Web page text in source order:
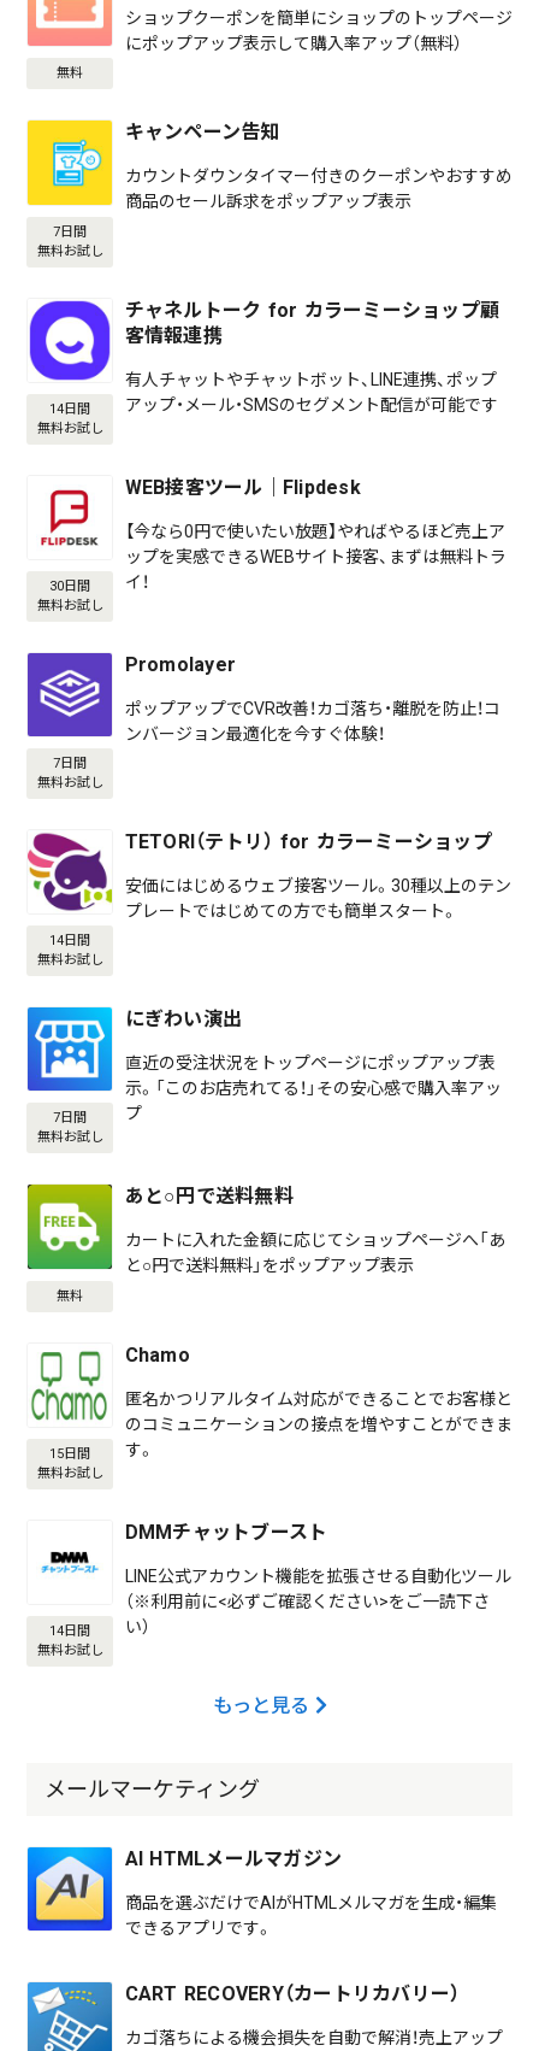
無料
ショップクーポンを簡単にショップのトップページ
にポップアップ表示して購入率アップ（無料）
7日間
無料お試し
キャンペーン告知
カウントダウンタイマー付きのクーポンやおすすめ
商品のセール訴求をポップアップ表示
14日間
無料お試し
チャネルトーク for カラーミーショップ顧
客情報連携
有人チャットやチャットボット、LINE連携、ポップ
アップ・メール・SMSのセグメント配信が可能です
30日間
無料お試し
WEB接客ツール｜Flipdesk
【今なら0円で使いたい放題】やればやるほど売上ア
ップを実感できるWEBサイト接客、まずは無料トラ
イ！
7日間
無料お試し
Promolayer
ポップアップでCVR改善！カゴ落ち・離脱を防止！コ
ンバージョン最適化を今すぐ体験！
14日間
無料お試し
TETORI（テトリ） for カラーミーショップ
安価にはじめるウェブ接客ツール。30種以上のテン
プレートではじめての方でも簡単スタート。
7日間
無料お試し
にぎわい演出
直近の受注状況をトップページにポップアップ表
示。「このお店売れてる！」その安心感で購入率アッ
プ
無料
あと○円で送料無料
カートに入れた金額に応じてショップページへ「あ
と○円で送料無料」をポップアップ表示
15日間
無料お試し
Chamo
匿名かつリアルタイム対応ができることでお客様と
のコミュニケーションの接点を増やすことができま
す。
14日間
無料お試し
DMMチャットブースト
LINE公式アカウント機能を拡張させる自動化ツール
（※利用前に<必ずご確認ください>をご一読下さ
い）
もっと見る
メールマーケティング
AI HTMLメールマガジン
商品を選ぶだけでAIがHTMLメルマガを生成・編集
できるアプリです。
CART RECOVERY（カートリカバリー）
カゴ落ちによる機会損失を自動で解消！売上アップ